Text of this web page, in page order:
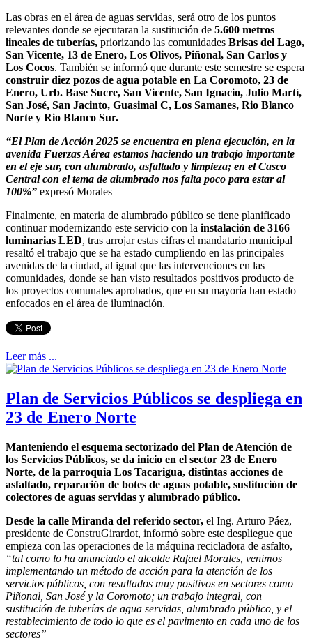
Las obras en el área de aguas servidas, será otro de los puntos
relevantes donde se ejecutaran la sustitución de 5.600 metros
lineales de tuberías, priorizando las comunidades Brisas del Lago,
San Vicente, 13 de Enero, Los Olivos, Piñonal, San Carlos y
Los Cocos. También se informó que durante este semestre se espera
construir diez pozos de agua potable en La Coromoto, 23 de
Enero, Urb. Base Sucre, San Vicente, San Ignacio, Julio Martí,
San José, San Jacinto, Guasimal C, Los Samanes, Rio Blanco
Norte y Rio Blanco Sur.
“El Plan de Acción 2025 se encuentra en plena ejecución, en la
avenida Fuerzas Aérea estamos haciendo un trabajo importante
en el eje sur, con alumbrado, asfaltado y limpieza; en el Casco
Central con el tema de alumbrado nos falta poco para estar al
100%” expresó Morales
Finalmente, en materia de alumbrado público se tiene planificado
continuar modernizando este servicio con la instalación de 3166
luminarias LED, tras arrojar estas cifras el mandatario municipal
resaltó el trabajo que se ha estado cumpliendo en las principales
avenidas de la ciudad, al igual que las intervenciones en las
comunidades, donde se han visto resultados positivos producto de
los proyectos comunales aprobados, que en su mayoría han estado
enfocados en el área de iluminación.
Leer más ...
Plan de Servicios Públicos se despliega en
23 de Enero Norte
Manteniendo el esquema sectorizado del Plan de Atención de
los Servicios Públicos, se da inicio en el sector 23 de Enero
Norte, de la parroquia Los Tacarigua, distintas acciones de
asfaltado, reparación de botes de aguas potable, sustitución de
colectores de aguas servidas y alumbrado público.
Desde la calle Miranda del referido sector, el Ing. Arturo Páez,
presidente de ConstruGirardot, informó sobre este despliegue que
empieza con las operaciones de la máquina recicladora de asfalto,
“tal como lo ha anunciado el alcalde Rafael Morales, venimos
implementando un método de acción para la atención de los
servicios públicos, con resultados muy positivos en sectores como
Piñonal, San José y la Coromoto; un trabajo integral, con
sustitución de tuberías de agua servidas, alumbrado público, y el
restablecimiento de todo lo que es el pavimento en cada uno de los
sectores”